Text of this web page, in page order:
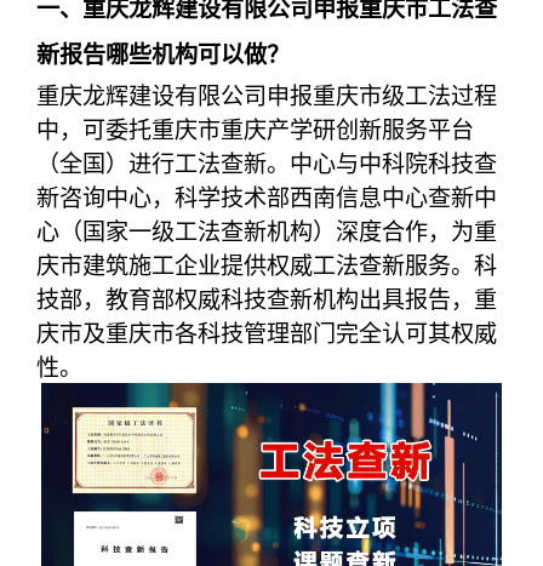
一、重庆龙辉建设有限公司申报重庆市工法查
新报告哪些机构可以做？
重庆龙辉建设有限公司申报重庆市级工法过程
中，可委托重庆市重庆产学研创新服务平台
（全国）进行工法查新。中心与中科院科技查
新咨询中心，科学技术部西南信息中心查新中
心（国家一级工法查新机构）深度合作，为重
庆市建筑施工企业提供权威工法查新服务。科
技部，教育部权威科技查新机构出具报告，重
庆市及重庆市各科技管理部门完全认可其权威
性。